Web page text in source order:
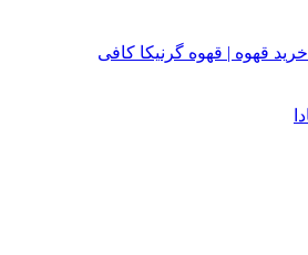
قهوه | قهوه گرنیکا کافی